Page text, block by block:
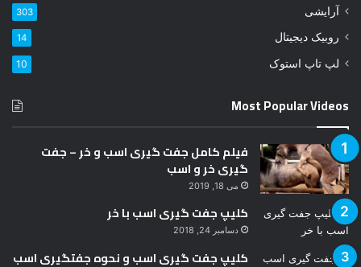
ر
ک
ن
آرایشی 303
روبیک دیجیتال 14
لپ تاپ استوک 10
Most Popular Videos
فیلم کامل جفت گیری اسب و خر – جفت
گیری خر و اسب
می 18, 2019
کلیپ جفت گیری اسب با خر
دسامبر 24, 2018
کلیپ جفت گیری اسب و نحوه جفتگیری اسب